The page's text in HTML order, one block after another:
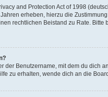
and Protection Act of 1998
erheben, hierzu die
rechtlichen Beistand zu Rate.
der Benutzername, mit dem du dich
zu erhalten, wende dich an die